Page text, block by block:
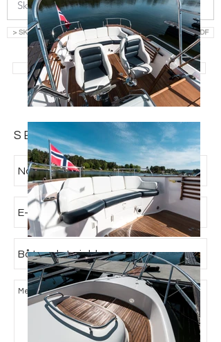
> SKRIV INN EPOST OG LAST NED SALGSOPPGAVE SOM PDF
> SE ALLE BÅTER TIL SALGS
SEND FORESPØRSEL: